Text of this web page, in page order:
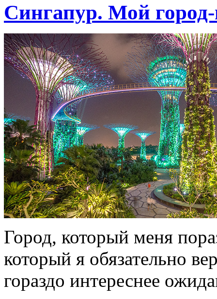
Сингапур. Мой
Город, который меня
который я обязательно
гораздо интереснее